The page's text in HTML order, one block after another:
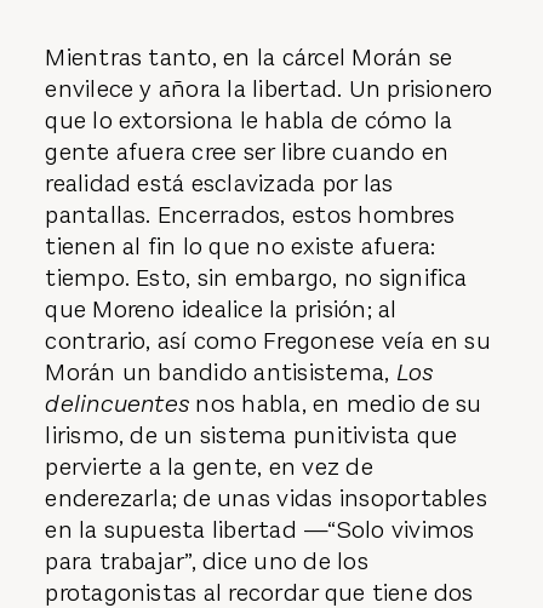
Mientras tanto, en la cárcel Morán se
envilece y añora la libertad. Un prisionero
que lo extorsiona le habla de cómo la
gente afuera cree ser libre cuando en
realidad está esclavizada por las
pantallas. Encerrados, estos hombres
tienen al fin lo que no existe afuera:
tiempo. Esto, sin embargo, no significa
que Moreno idealice la prisión; al
contrario, así como Fregonese veía en su
Morán un bandido antisistema, Los
delincuentes nos habla, en medio de su
lirismo, de un sistema punitivista que
pervierte a la gente, en vez de
enderezarla; de unas vidas insoportables
en la supuesta libertad —“Solo vivimos
para trabajar”, dice uno de los
protagonistas al recordar que tiene dos